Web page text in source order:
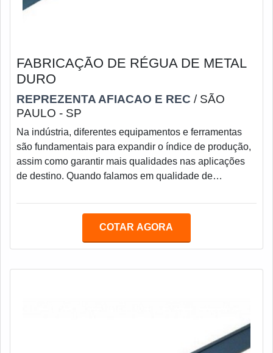
FABRICAÇÃO DE RÉGUA DE METAL
DURO
REPREZENTA AFIACAO E REC / SÃO
PAULO - SP
Na indústria, diferentes equipamentos e ferramentas
são fundamentais para expandir o índice de produção,
assim como garantir mais qualidades nas aplicações
de destino. Quando falamos em qualidade de
centerless, usada para guiar as peças nos processos
produção da ferramenta, que é utilizada principalmente
COTAR AGORA